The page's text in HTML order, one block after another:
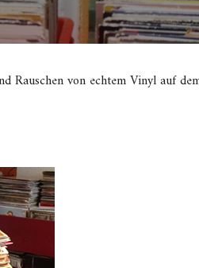
Rauschen von echtem Vinyl auf